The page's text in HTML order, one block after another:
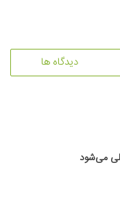
دیدگاه ها
می‌شود